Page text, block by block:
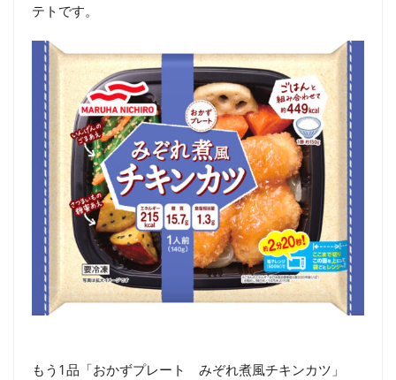
テトです。
もう1品「おかずプレート みぞれ煮風チキンカツ」